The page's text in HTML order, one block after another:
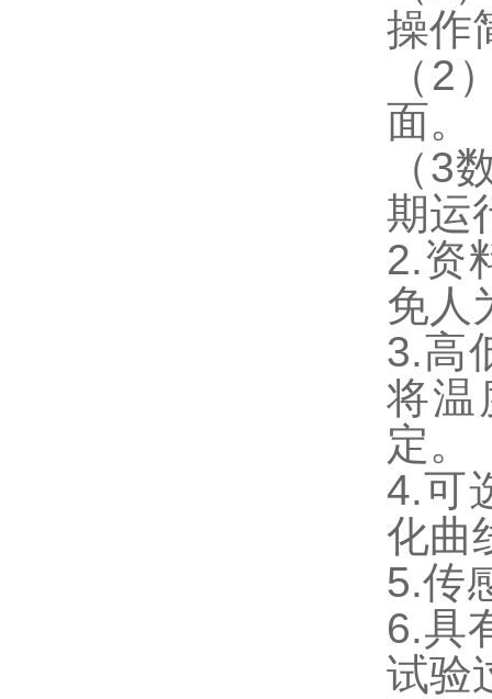
操作
（2
面。
（3
期运
2.资
免人
3.高
将温
定。
4.可
化曲
5.传
6.具
试验